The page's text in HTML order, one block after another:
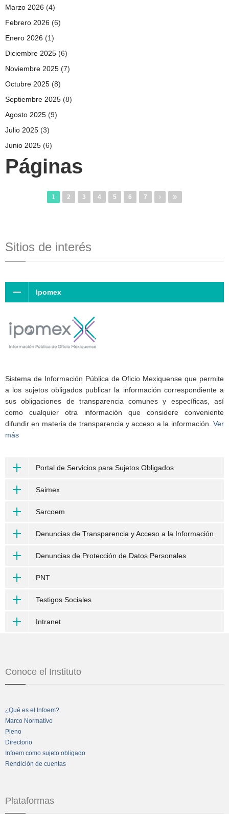
Marzo 2026 (4)
Febrero 2026 (6)
Enero 2026 (1)
Diciembre 2025 (6)
Noviembre 2025 (7)
Octubre 2025 (8)
Septiembre 2025 (8)
Agosto 2025 (9)
Julio 2025 (3)
Junio 2025 (6)
Páginas
1 2 3 4 5 6 7
Sitios de interés
Ipomex
Sistema de Información Pública de Oficio Mexiquense que permite
a los sujetos obligados publicar la información correspondiente a
sus obligaciones de transparencia comunes y específicas, así
como cualquier otra información que considere conveniente
difundir en materia de transparencia y acceso a la información. Ver
más
Portal de Servicios para Sujetos Obligados
Saimex
Sarcoem
Denuncias de Transparencia y Acceso a la Información
Denuncias de Protección de Datos Personales
PNT
Testigos Sociales
Intranet
Conoce el Instituto
¿Qué es el Infoem?
Marco Normativo
Pleno
Directorio
Infoem como sujeto obligado
Rendición de cuentas
Plataformas